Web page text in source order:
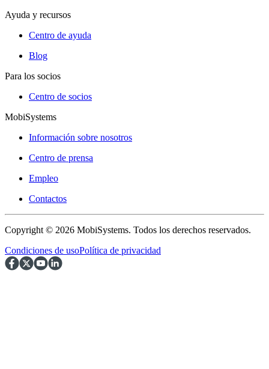
Ayuda y recursos
Centro de ayuda
Blog
Para los socios
Centro de socios
MobiSystems
Información sobre nosotros
Centro de prensa
Empleo
Contactos
Copyright © 2026 MobiSystems. Todos los derechos reservados.
Condiciones de usoPolítica de privacidad